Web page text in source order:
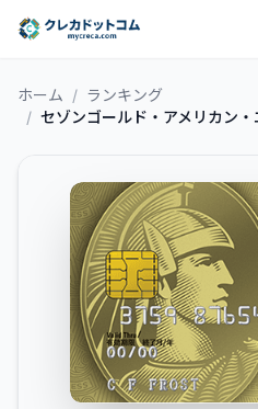
ホーム / ランキング
/ セゾンゴールド・アメリカン